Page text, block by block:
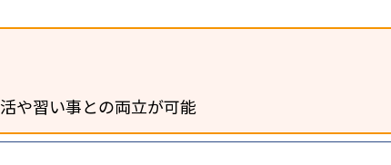
や習い事との両立が可能